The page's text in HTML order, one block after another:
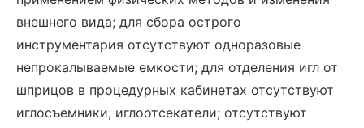
внешнего вида; для сбора острого
инструментария отсутствуют одноразовые
непрокалываемые емкости; для отделения игл от
шприцов в процедурных кабинетах отсутствуют
иглосъемники, иглоотсекатели; отсутствуют